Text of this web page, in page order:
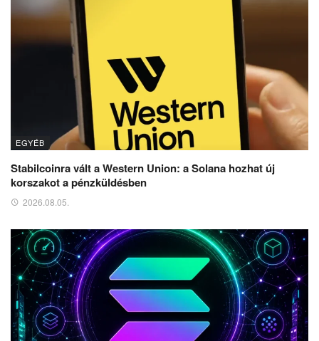
EGYÉB
Stabilcoinra vált a Western Union: a Solana hozhat új
korszakot a pénzküldésben
2026.08.05.